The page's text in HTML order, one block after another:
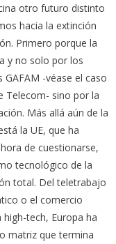
otro futuro distinto
hacia la extinción
Primero porque la
y no solo por los
-véase el caso
Telecom- sino por la
Más allá aún de la
la UE, que ha
de cuestionarse,
tecnológico de la
total. Del teletrabajo
o el comercio
tech, Europa ha
matriz que termina